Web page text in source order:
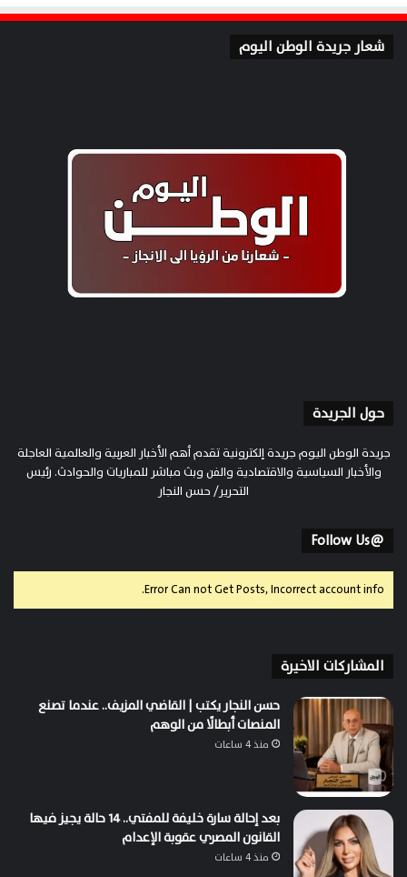
شعار جريدة الوطن اليوم
حول الجريدة
جريدة الوطن اليوم جريدة إلكترونية تقدم أهم الأخبار العربية والعالمية العاجلة
والأخبار السياسية والاقتصادية والفن وبث مباشر للمباريات والحوادث. رئيس
التحرير/ حسن النجار
@Follow Us
Error Can not Get Posts, Incorrect account info.
المشاركات الاخيرة
حسن النجار يكتب | القاضي المزيف.. عندما تصنع
المنصات أبطالًا من الوهم
منذ 4 ساعات
بعد إحالة سارة خليفة للمفتي.. 14 حالة يجيز فيها
القانون المصري عقوبة الإعدام
منذ 4 ساعات